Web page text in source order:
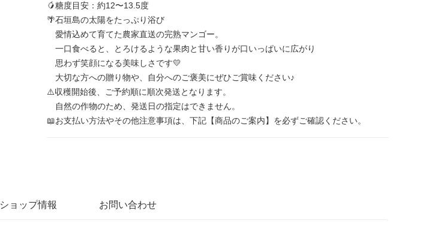
🥭糖度目安：約12〜13.5度
🌴石垣島の太陽をたっぷり浴び
愛情込めて育てた農家直送の完熟マンゴー。
一口食べると、とろけるような果肉と甘い香りが口いっぱいに広がり
思わず笑顔になる美味しさです💛
大切な方への贈り物や、自分へのご褒美にぜひご賞味ください♪
⚠️収穫開始後、ご予約順に順次発送となります。
自然の作物のため、発送日の指定はできません。
📖お支払い方法やその他注意事項は、下記【商品のご案内】を必ずご確認ください。
ショップ情報 お問い合わせ